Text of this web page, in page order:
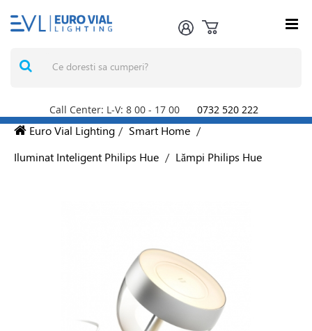
Call Center: L-V: 8 00 - 17 00 0732 520 222
Euro Vial Lighting / Smart Home /
Iluminat Inteligent Philips Hue / Lămpi Philips Hue